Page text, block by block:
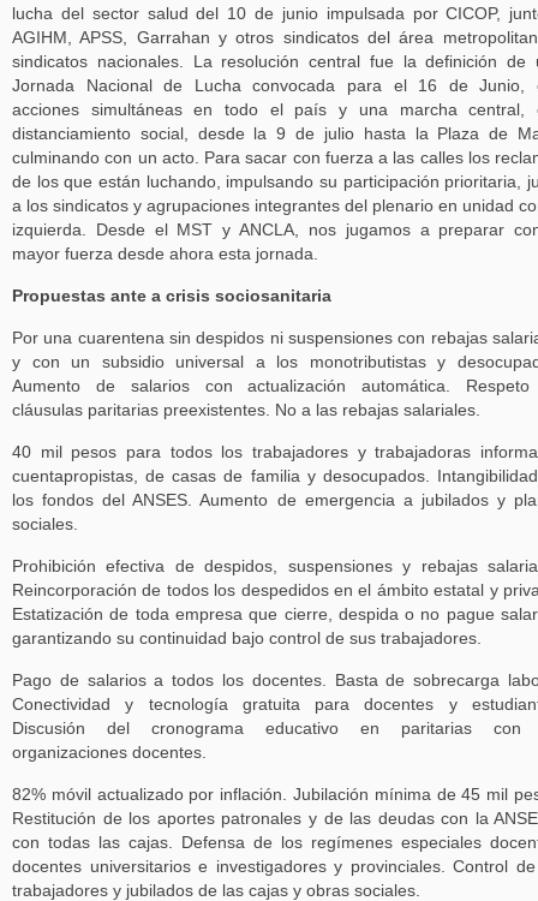
lucha del sector salud del 10 de junio impulsada por CICOP,
AGIHM, APSS, Garrahan y otros sindicatos del área
sindicatos nacionales. La resolución central fue la definición de
Jornada Nacional de Lucha convocada para el 16 de Junio,
acciones simultáneas en todo el país y una marcha central,
distanciamiento social, desde la 9 de julio hasta la Plaza de
culminando con un acto. Para sacar con fuerza a las calles los
de los que están luchando, impulsando su participación prioritaria,
a los sindicatos y agrupaciones integrantes del plenario en unidad
izquierda. Desde el MST y ANCLA, nos jugamos a preparar
mayor fuerza desde ahora esta jornada.
Propuestas ante a crisis sociosanitaria
Por una cuarentena sin despidos ni suspensiones con rebajas
y con un subsidio universal a los monotributistas y
Aumento de salarios con actualización automática.
cláusulas paritarias preexistentes. No a las rebajas salariales.
40 mil pesos para todos los trabajadores y trabajadoras
cuentapropistas, de casas de familia y desocupados.
los fondos del ANSES. Aumento de emergencia a jubilados y
sociales.
Prohibición efectiva de despidos, suspensiones y rebajas
Reincorporación de todos los despedidos en el ámbito estatal y
Estatización de toda empresa que cierre, despida o no pague
garantizando su continuidad bajo control de sus trabajadores.
Pago de salarios a todos los docentes. Basta de sobrecarga
Conectividad y tecnología gratuita para docentes y
Discusión del cronograma educativo en paritarias con
organizaciones docentes.
82% móvil actualizado por inflación. Jubilación mínima de 45 mil
Restitución de los aportes patronales y de las deudas con la
con todas las cajas. Defensa de los regímenes especiales
docentes universitarios e investigadores y provinciales. Control
trabajadores y jubilados de las cajas y obras sociales.